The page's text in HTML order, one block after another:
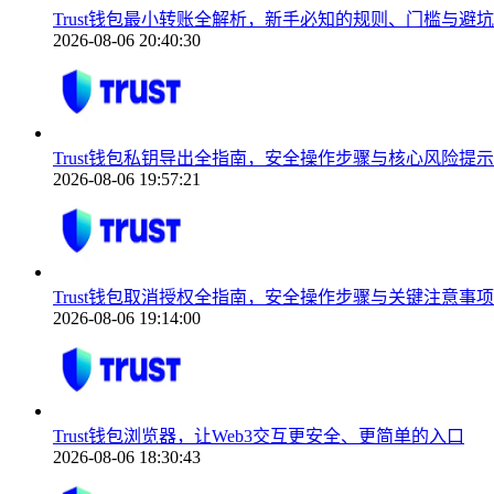
Trust钱包最小转账全解析，新手必知的规则、门槛与避
2026-08-06 20:40:30
Trust钱包私钥导出全指南，安全操作步骤与核心风险提示
2026-08-06 19:57:21
Trust钱包取消授权全指南，安全操作步骤与关键注意事项
2026-08-06 19:14:00
Trust钱包浏览器，让Web3交互更安全、更简单的入口
2026-08-06 18:30:43